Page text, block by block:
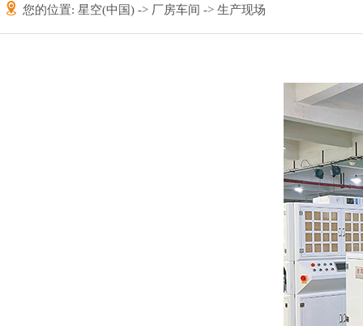
您的位置: 星空(中国) -> 厂房车间 -> 生产现场